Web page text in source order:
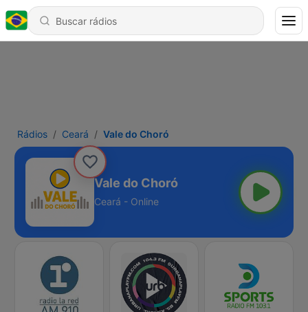
Rádios Ceará Vale do Choró
Vale do Choró
Ceará - Online